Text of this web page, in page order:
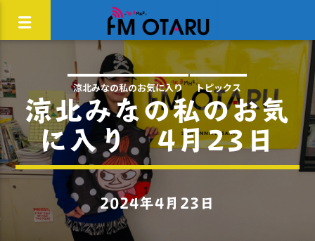
涼北みなの私のお気に入り トピックス
涼北みなの私のお気
に入り 4月23日
2024年4月23日